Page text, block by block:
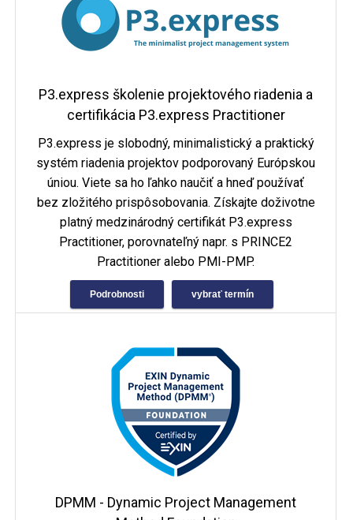
P3.express školenie projektového riadenia a
certifikácia P3.express Practitioner
P3.express je slobodný, minimalistický a praktický
systém riadenia projektov podporovaný Európskou
úniou. Viete sa ho ľahko naučiť a hneď používať
bez zložitého prispôsobovania. Získajte doživotne
platný medzinárodný certifikát P3.express
Practitioner, porovnateľný napr. s PRINCE2
Practitioner alebo PMI-PMP.
Podrobnosti vybrať termín
DPMM - Dynamic Project Management